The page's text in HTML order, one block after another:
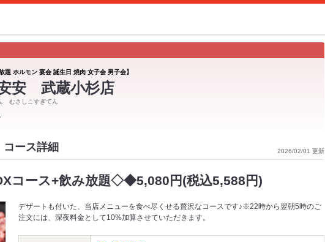
題 ホルモン 宴会 誕生日 焼肉 女子会 男子会】
安 武蔵小杉店
むさしこすぎてん
2026/02/01 更新
ース詳細
コース+飲み放題◇◆5,080円(税込5,588円)
デザートも付いた、当店メニューを食べ尽くせる贅沢なコースです♪※22時から翌朝5時のご
注文には、深夜料金として10%加算させていただきます。